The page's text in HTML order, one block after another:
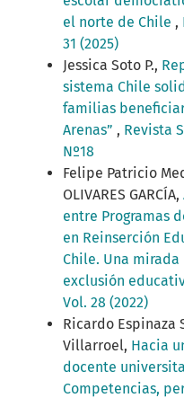
el norte de Chile ,
31 (2025)
Jessica Soto P.,
sistema Chile
familias
Arenas” , Revista
Nº18
Felipe Patricio
OLIVARES GARCÍA,
entre Programas
en Reinserción
Chile. Una
exclusión
Vol. 28 (2022)
Ricardo Espinaza
Villarroel, Hacia
docente
Competencias,